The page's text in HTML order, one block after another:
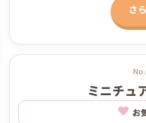
さ
ミニチュ
お